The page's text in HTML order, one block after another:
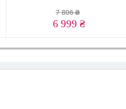
7 806 ₴
6 999 ₴